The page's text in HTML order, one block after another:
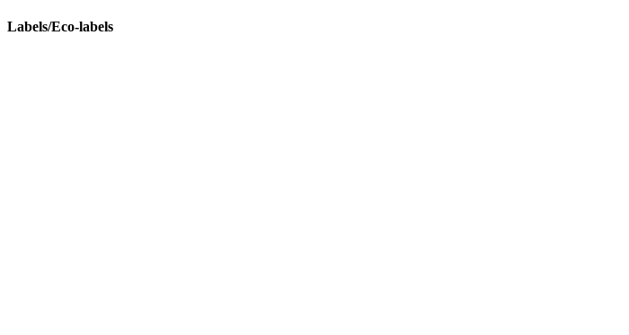
Labels/Eco-labels